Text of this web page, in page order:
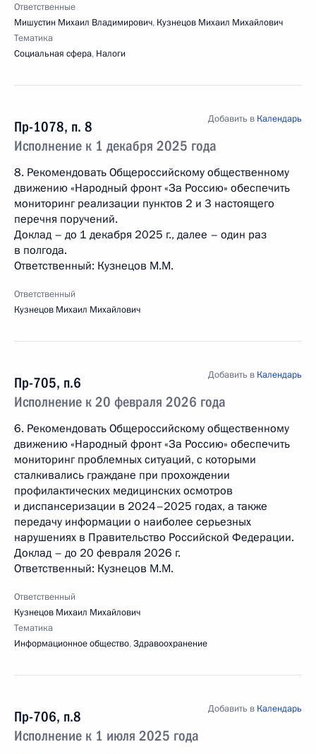
Ответственные
Мишустин Михаил Владимирович, Кузнецов Михаил Михайлович
Тематика
Социальная сфера, Налоги
Пр-1078, п. 8
Исполнение к 1 декабря 2025 года
Добавить в Календарь
8. Рекомендовать Общероссийскому общественному
движению «Народный фронт «За Россию» обеспечить
мониторинг реализации пунктов 2 и 3 настоящего
перечня поручений.
Доклад – до 1 декабря 2025 г., далее – один раз
в полгода.
Ответственный: Кузнецов М.М.
Ответственный
Кузнецов Михаил Михайлович
Пр-705, п.6
Исполнение к 20 февраля 2026 года
Добавить в Календарь
6. Рекомендовать Общероссийскому общественному
движению «Народный фронт «За Россию» обеспечить
мониторинг проблемных ситуаций, с которыми
сталкивались граждане при прохождении
профилактических медицинских осмотров
и диспансеризации в 2024–2025 годах, а также
передачу информации о наиболее серьезных
нарушениях в Правительство Российской Федерации.
Доклад – до 20 февраля 2026 г.
Ответственный: Кузнецов М.М.
Ответственный
Кузнецов Михаил Михайлович
Тематика
Информационное общество,Здравоохранение
Пр-706, п.8
Исполнение к 1 июля 2025 года
Добавить в Календарь